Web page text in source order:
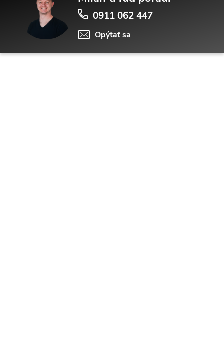
0911 062 447
Opýtať sa